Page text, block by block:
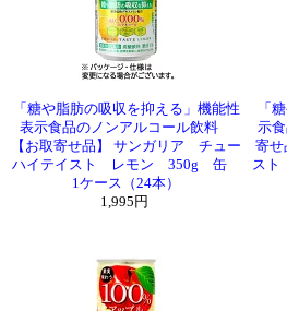
「糖や脂肪の吸収を抑える」機能性
表示食品のノンアルコール飲料
【お取寄せ品】 サンガリア チュー
ハイテイスト レモン 350g 缶
1ケース（24本）
1,995円
「
示
寄
ス